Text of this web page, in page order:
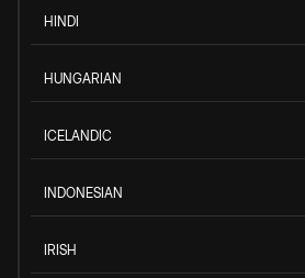
HINDI
HUNGARIAN
ICELANDIC
INDONESIAN
IRISH